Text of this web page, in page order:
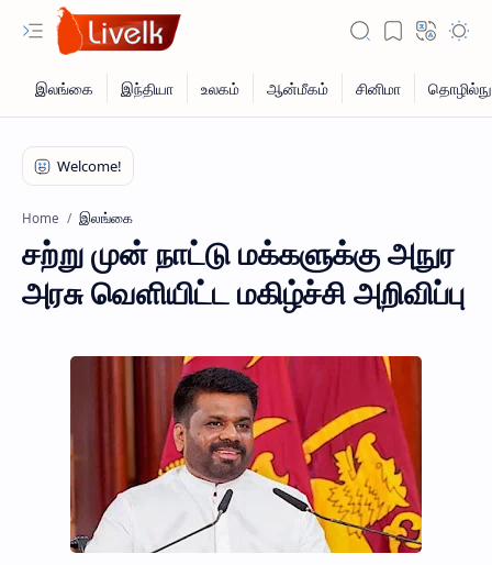
Home இலங்கை
சற்று முன் நாட்டு மக்களுக்கு அநுர
அரசு வெளியிட்ட மகிழ்ச்சி அறிவிப்பு